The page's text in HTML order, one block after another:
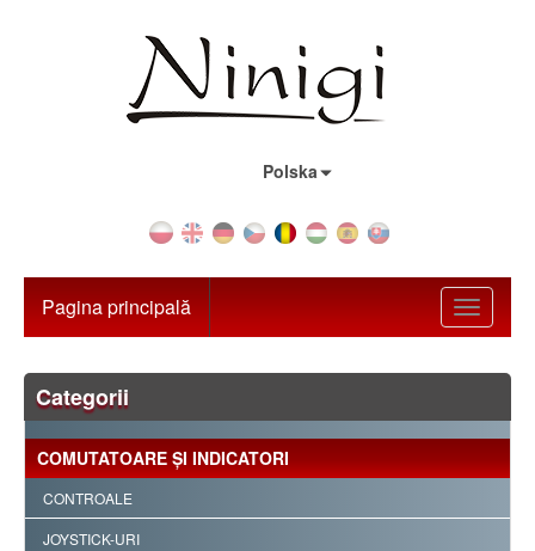
Polska
Toggle
Pagina principală
Categorii
COMUTATOARE ŞI INDICATORI
CONTROALE
JOYSTICK-URI